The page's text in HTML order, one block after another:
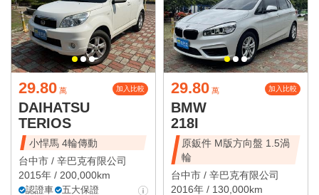
29.80 萬 加入比較
DAIHATSU
TERIOS
小悍馬 4輪傳動
台中市 / 辛巴克有限公司
2015年 / 200,000km
認證車
五大保證
29.80 萬 加入比較
BMW
218I
原鈑件 M版方向盤 1.5渦
輪
台中市 / 辛巴克有限公司
2016年 / 130,000km